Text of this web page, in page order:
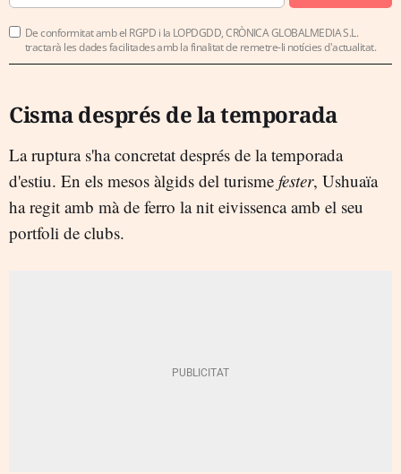
De conformitat amb el RGPD i la LOPDGDD, CRÒNICA GLOBALMEDIA S.L.
tractarà les dades facilitades amb la finalitat de remetre-li notícies d'actualitat.
Cisma després de la temporada
La ruptura s'ha concretat després de la temporada
d'estiu. En els mesos àlgids del turisme fester, Ushuaïa
ha regit amb mà de ferro la nit eivissenca amb el seu
portfoli de clubs.